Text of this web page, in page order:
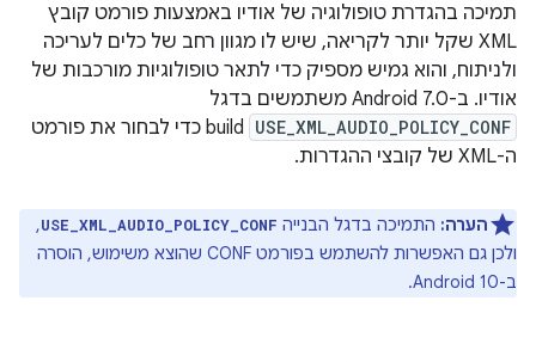
תמיכה בהגדרת טופולוגיה של אודיו באמצעות פורמט קובץ
XML שקל יותר לקריאה, שיש לו מגוון רחב של כלים לעריכה
ולניתוח, והוא גמיש מספיק כדי לתאר טופולוגיות מורכבות של
אודיו. ב-Android 7.0 משתמשים בדגל
USE_XML_AUDIO_POLICY_CONF
build כדי לבחור את פורמט
ה-XML של קובצי ההגדרות.
הערה: התמיכה בדגל הבנייה USE_XML_AUDIO_POLICY_CONF
,
ולכן גם האפשרות להשתמש בפורמט CONF שהוצא משימוש, הוסרה
ב-Android 10.